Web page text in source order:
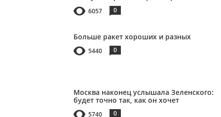
6057 0
Больше ракет хороших и разных
5440 0
Москва наконец услышала Зеленского:
будет точно так, как он хочет
5740 0